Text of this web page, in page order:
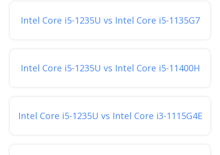
Intel Core i5-1235U vs Intel Core i5-1135G7
Intel Core i5-1235U vs Intel Core i5-11400H
Intel Core i5-1235U vs Intel Core i3-1115G4E